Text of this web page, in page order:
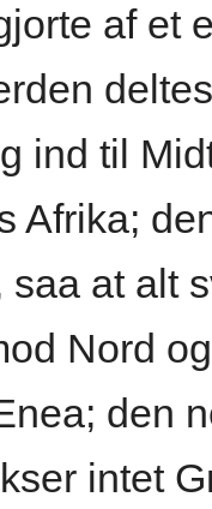
af et
ind til
Afrika;
saa at alt
Nord
den
intet